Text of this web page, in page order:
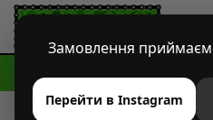
Замовлення
Перейти в Instagram